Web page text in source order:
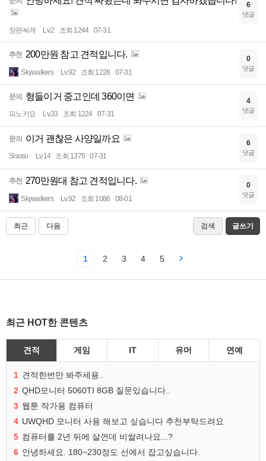
장판싸게 Lv.2 조회 1244 07-31
6
댓글
추천 200만원 참고 견적입니다.
Skywalkers Lv.92 조회 1228 07-31
0
댓글
문의 형들이거 중고인데 360이면
피노키요 Lv.33 조회 1224 07-31
4
댓글
문의 이거 괜찮은 사양일까요
Sisoso Lv.14 조회 1375 07-31
6
댓글
추천 270만원대 참고 견적입니다.
Skywalkers Lv.92 조회 1086 08-01
0
댓글
최근 다음 검색 글쓰기
1 2 3 4 5
최근 HOT한 콘텐츠
견적 게임 IT 유머 연예
1 견적한번만 봐주세용..
2 QHD모니터 5060TI 8GB 질문있습니다..
3 웹툰 작가용 컴퓨터
4 UWQHD 모니터 사용 해보고 싶습니다 추천부탁드려요
5 컴퓨터를 2년 뒤에 살껀데 비쌀려나요...?
6 안녕하세요. 180~230정도 선에서 잡고싶습니다.